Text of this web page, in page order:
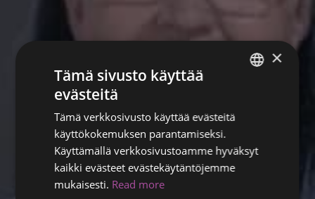
×
Tämä sivusto käyttää
evästeitä
Tämä verkkosivusto käyttää evästeitä
käyttökokemuksen parantamiseksi.
Käyttämällä verkkosivustoamme hyväksyt
kaikki evästeet evästekäytäntöjemme
mukaisesti. Read more